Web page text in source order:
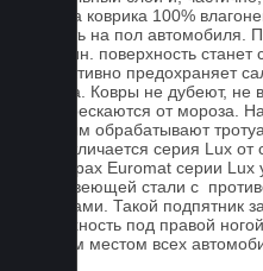
Основа коврика 100%
попасть на пол автомобиля.
- 15 мин. поверхность
эффективно предохраняет
мусора. Ковры не дубеют,
и не трескаются от мороза.
которым обрабатывают
Чем отличается серия Lux
На коврах Euromat серии Lux
нержавеющей стали с
вставками. Такой подпятник
поверхность под правой
слабым местом всех